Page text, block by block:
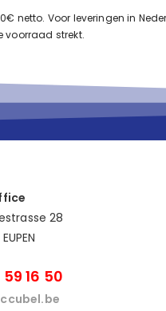
netto. Voor leveringen in
voorraad strekt.
28
16 50